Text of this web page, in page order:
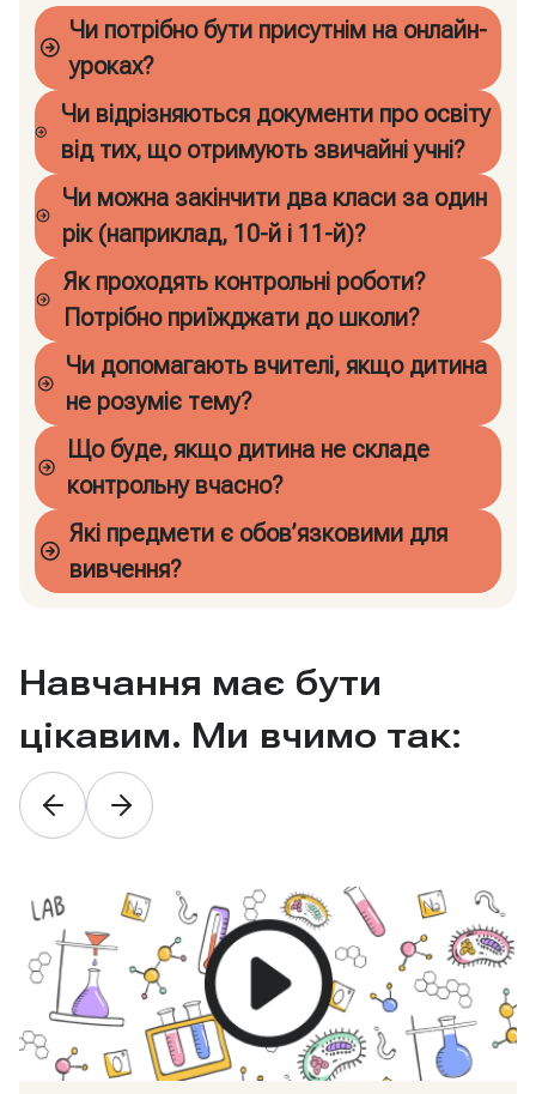
Чи потрібно бути присутнім на онлайн-
уроках?
Чи відрізняються документи про освіту
від тих, що отримують звичайні учні?
Чи можна закінчити два класи за один
рік (наприклад, 10-й і 11-й)?
Як проходять контрольні роботи?
Потрібно приїжджати до школи?
Чи допомагають вчителі, якщо дитина
не розуміє тему?
Що буде, якщо дитина не складе
контрольну вчасно?
Які предмети є обов’язковими для
вивчення?
Навчання має бути
цікавим. Ми вчимо так: